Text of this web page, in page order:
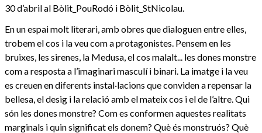
30 d’abril al Bòlit_PouRodó i Bòlit_StNicolau.
En un espai molt literari, amb obres que dialoguen entre elles,
trobem el cos i la veu com a protagonistes. Pensem en les
bruixes, les sirenes, la Medusa, el cos malalt... les dones monstre
com a resposta a l’imaginari masculí i binari. La imatge i la veu
es creuen en diferents instal·lacions que conviden a repensar la
bellesa, el desig i la relació amb el mateix cos i el de l’altre. Qui
són les dones monstre? Com es conformen aquestes realitats
marginals i quin significat els donem? Què és monstruós? Què